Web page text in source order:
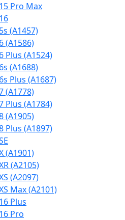
Pro Max
(A1457)
(A1586)
Plus (A1524)
(A1688)
Plus (A1687)
(A1778)
Plus (A1784)
(A1905)
Plus (A1897)
(A1901)
(A2105)
(A2097)
Max (A2101)
Plus
Pro